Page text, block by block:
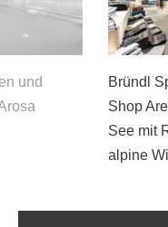
und
Bründl
Shop
See mit
alpine